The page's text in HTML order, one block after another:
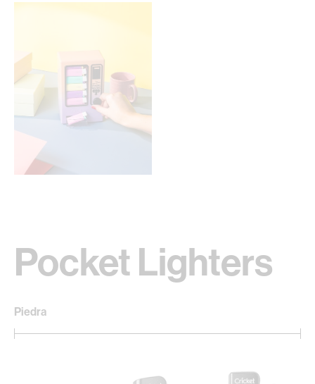
Pocket Lighters
Piedra